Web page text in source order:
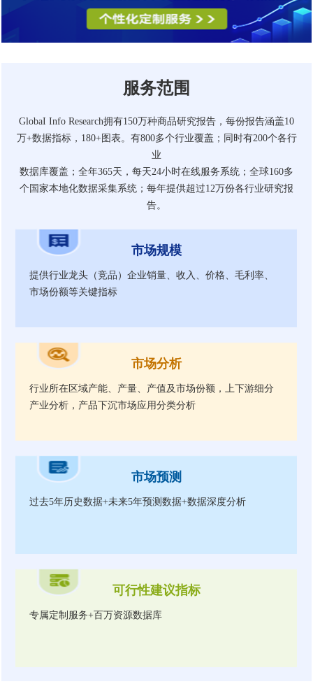
服务范围
GlobaI Info Research拥有150万种商品研究报告，每份报告涵盖10
万+数据指标，180+图表。有800多个行业覆盖；同时有200个各行
业
数据库覆盖；全年365天，每天24小时在线服务系统；全球160多
个国家本地化数据采集系统；每年提供超过12万份各行业研究报
告。
市场规模
提供行业龙头（竞品）企业销量、收入、价格、毛利率、
市场份额等关键指标
市场分析
行业所在区域产能、产量、产值及市场份额，上下游细分
产业分析，产品下沉市场应用分类分析
市场预测
过去5年历史数据+未来5年预测数据+数据深度分析
可行性建议指标
专属定制服务+百万资源数据库